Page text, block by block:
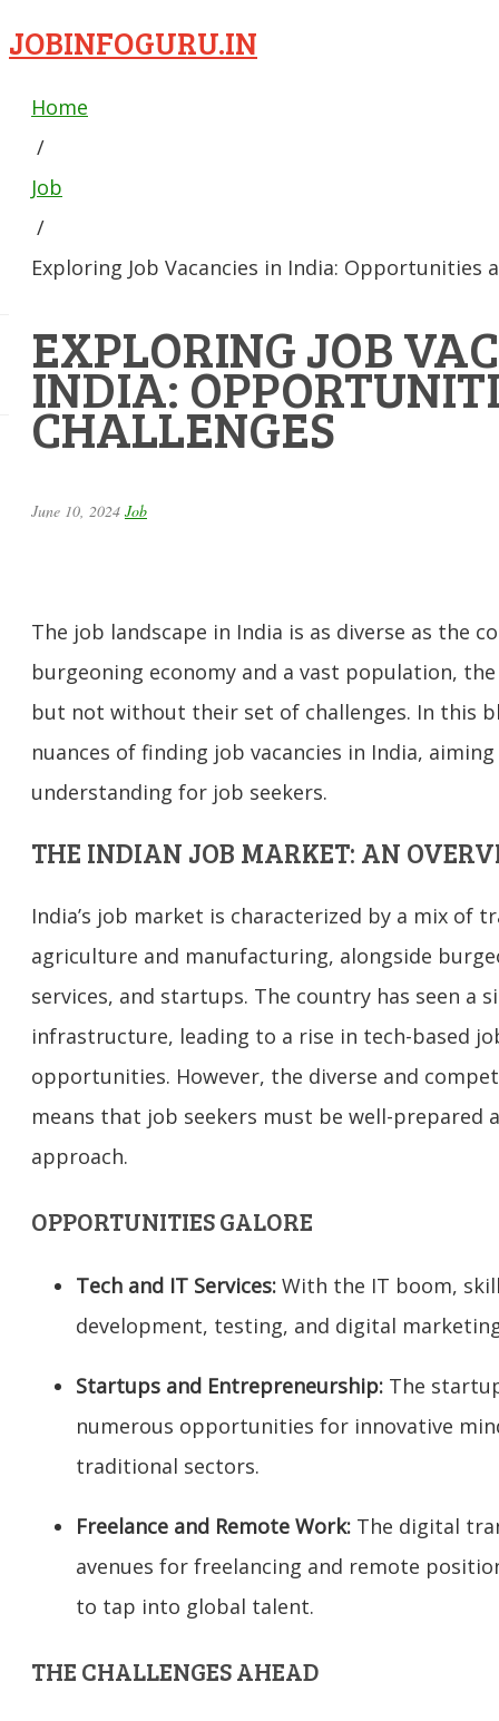
JOBINFOGURU.IN
Home
/
Job
/
Exploring Job Vacancies in India: Opportunities
EXPLORING JOB
INDIA:
CHALLENGES
June 10, 2024 Job
The job landscape in India is as diverse as the
burgeoning economy and a vast population,
but not without their set of challenges. In this
nuances of finding job vacancies in India,
understanding for job seekers.
THE INDIAN JOB MARKET: AN
India’s job market is characterized by a mix of
agriculture and manufacturing, alongside
services, and startups. The country has seen a
infrastructure, leading to a rise in tech-based
opportunities. However, the diverse and
means that job seekers must be well-prepared
approach.
OPPORTUNITIES GALORE
Tech and IT Services: With the IT boom,
development, testing, and digital
Startups and Entrepreneurship: The
numerous opportunities for innovative
traditional sectors.
Freelance and Remote Work: The digital
avenues for freelancing and remote
to tap into global talent.
THE CHALLENGES AHEAD